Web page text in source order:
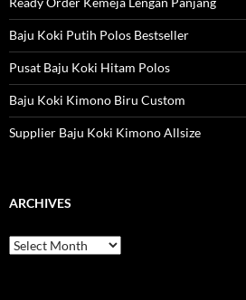
Baju Koki Putih Polos Bestseller
Pusat Baju Koki Hitam Polos
Baju Koki Kimono Biru Custom
Supplier Baju Koki Kimono Allsize
ARCHIVES
Archives